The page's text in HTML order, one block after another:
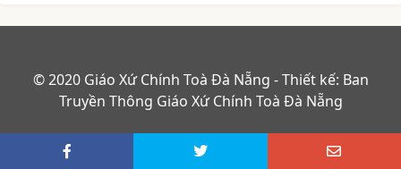
© 2020 Giáo Xứ Chính Toà Đà Nẵng - Thiết kế: Ban
Truyền Thông Giáo Xứ Chính Toà Đà Nẵng